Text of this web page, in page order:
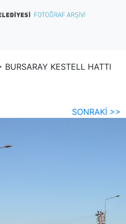
BURSARAY KESTELL HATTI
SONRAKİ >>